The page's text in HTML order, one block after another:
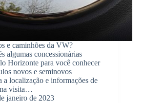
e caminhões da VW?
algumas concessionárias
Horizonte para você conhecer
novos e seminovos
localização e informações de
visita…
janeiro de 2023